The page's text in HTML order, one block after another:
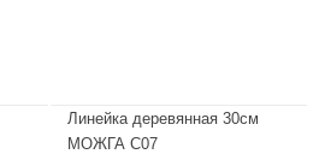
Линейка деревянная 30см
МОЖГА С07